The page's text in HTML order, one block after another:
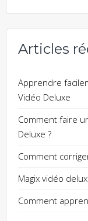
Articles
Apprendre
Vidéo Deluxe
Comment faire
Deluxe ?
Comment
Magix vidéo
Comment